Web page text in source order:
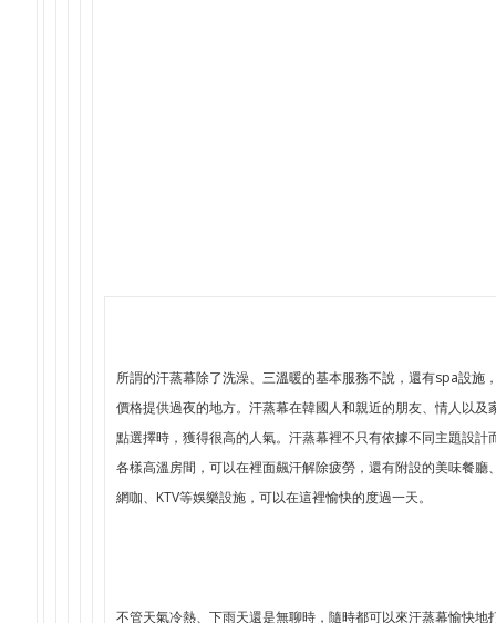
所謂的汗蒸幕除了洗澡、三溫暖的基本服務不說，還有spa設施
價格提供過夜的地方。汗蒸幕在韓國人和親近的朋友、情人以及
點選擇時，獲得很高的人氣。汗蒸幕裡不只有依據不同主題設計
各樣高溫房間，可以在裡面飆汗解除疲勞，還有附設的美味餐廳
網咖、KTV等娛樂設施，可以在這裡愉快的度過一天。
不管天氣冷熱、下雨天還是無聊時，隨時都可以來汗蒸幕愉快